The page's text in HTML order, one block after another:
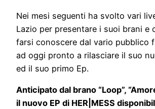
Nei mesi seguenti ha svolto vari
Lazio per presentare i suoi brani e
farsi conoscere dal vario pubblico
ad oggi pronto a rilasciare il suo
ed il suo primo Ep.
Anticipato dal brano “Loop”,
il nuovo EP di HER|MESS